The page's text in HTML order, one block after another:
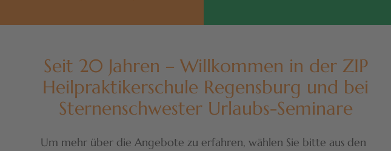
Seit 20 Jahren – Willkommen in der ZIP
Heilpraktikerschule Regensburg und bei
Sternenschwester Urlaubs-Seminare
Um mehr über die Angebote zu erfahren, wählen Sie bitte aus den